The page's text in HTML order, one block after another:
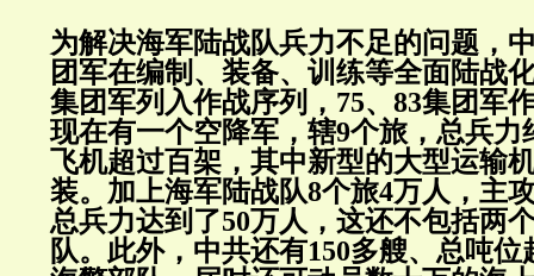
为解决海军陆战队兵力不足的问题，
团军在编制、装备、训练等全面陆战
集团军列入作战序列，75、83集团军
现在有一个空降军，辖9个旅，总兵力
飞机超过百架，其中新型的大型运输
装。加上海军陆战队8个旅4万人，主
总兵力达到了50万人，这还不包括两
队。此外，中共还有150多艘、总吨位